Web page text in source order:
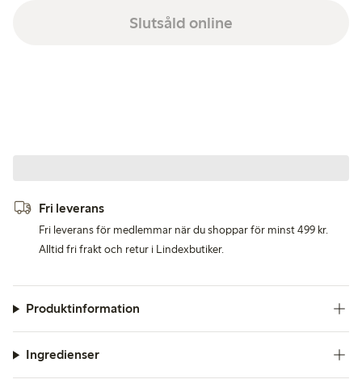
Slutsåld online
Fri leverans
Fri leverans för medlemmar när du shoppar för minst 499 kr.
Alltid fri frakt och retur i Lindexbutiker.
Produktinformation
Ingredienser